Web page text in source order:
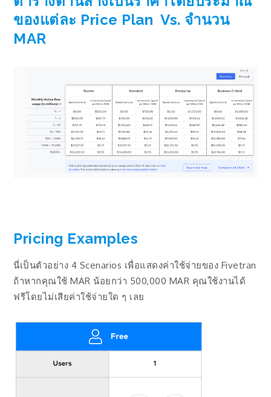
ของแต่ละ Price Plan Vs. จำนวน
MAR
Pricing Examples
นี่เป็นตัวอย่าง 4 Scenarios เพื่อแสดงค่าใช้จ่ายของ Fivetran
ถ้าหากคุณใช้ MAR น้อยกว่า 500,000 MAR คุณใช้งานได้
ฟรีโดยไม่เสียค่าใช้จ่ายใด ๆ เลย